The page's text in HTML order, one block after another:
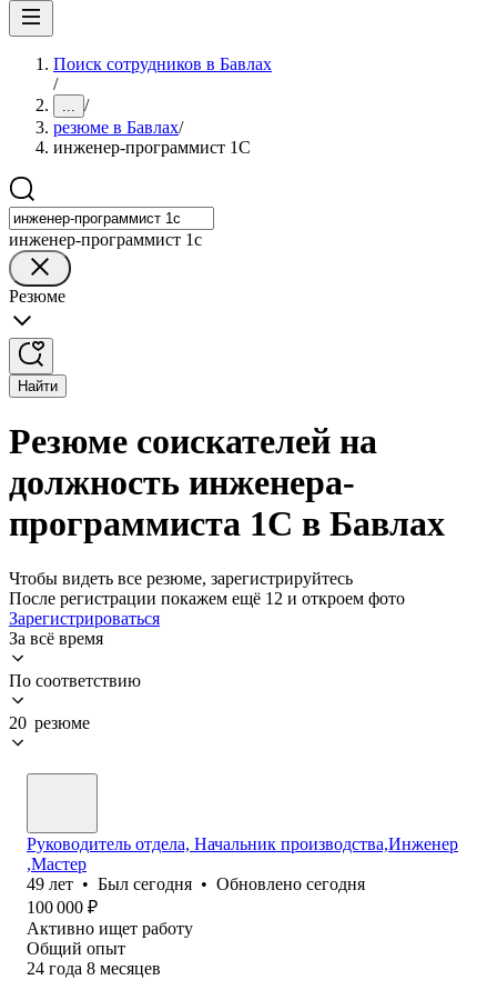
Поиск сотрудников в Бавлах
/
... /
резюме в Бавлах/
инженер-программист 1С
инженер-программист 1с
Резюме
Найти
Резюме соискателей на
должность инженера-
программиста 1С в Бавлах
Чтобы видеть все резюме, зарегистрируйтесь
После регистрации покажем ещё 12 и откроем фото
Зарегистрироваться
За всё время
По соответствию
20 резюме
Руководитель отдела, Начальник производства,Инженер
,Мастер
49 лет • Был сегодня • Обновлено сегодня
100 000 ₽
Активно ищет работу
Общий опыт
24 года 8 месяцев